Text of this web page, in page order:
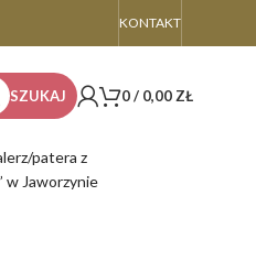
KONTAKT
SZUKAJ 0/ 0,00 ZŁ
patera z
w Jaworzynie